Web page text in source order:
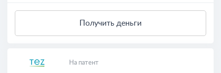
Получить деньги
На патент